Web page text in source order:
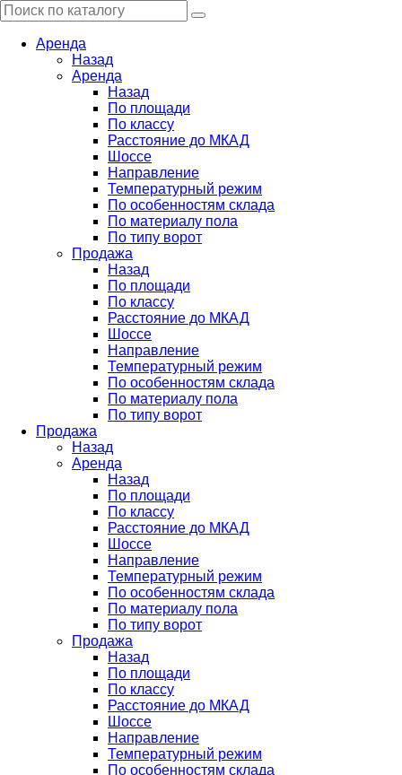
Аренда
Назад
Аренда
Назад
По площади
По классу
Расстояние до МКАД
Шоссе
Направление
Температурный режим
По особенностям склада
По материалу пола
По типу ворот
Продажа
Назад
По площади
По классу
Расстояние до МКАД
Шоссе
Направление
Температурный режим
По особенностям склада
По материалу пола
По типу ворот
Продажа
Назад
Аренда
Назад
По площади
По классу
Расстояние до МКАД
Шоссе
Направление
Температурный режим
По особенностям склада
По материалу пола
По типу ворот
Продажа
Назад
По площади
По классу
Расстояние до МКАД
Шоссе
Направление
Температурный режим
По особенностям склада